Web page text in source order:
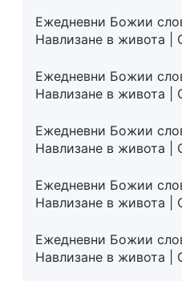
Ежедневни Божии
Навлизане в живота |
Ежедневни Божии
Навлизане в живота |
Ежедневни Божии
Навлизане в живота |
Ежедневни Божии
Навлизане в живота |
Ежедневни Божии
Навлизане в живота |